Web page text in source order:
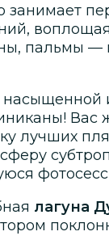
занимает
пальмы —
Вас
лучших
лагуна